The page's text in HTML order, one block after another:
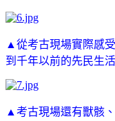
▲從考古現場實際感
到千年以前的先民生活
▲考古現場還有獸骸